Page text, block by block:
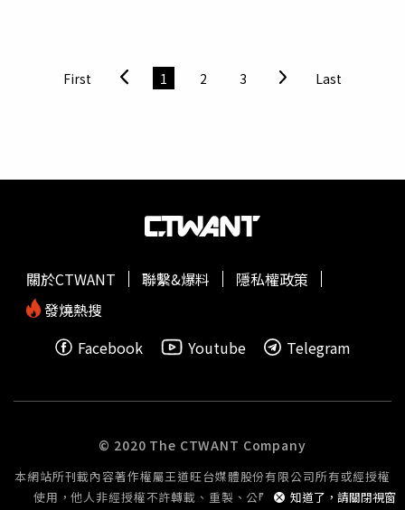
女兒，意外在臉書上看到傑森與莎拉的訊息，才揭穿真相。
傑森因此被控重婚罪，他在諾里奇(Norwich)法院出庭應訊
直到某天突然收到丈夫傳訊告知，「我不再愛你了，我是同
和別人結婚，並且已經生下3個孩子，我真的很震驚」。莎
拉也指控，原以為傑森是前往倫敦接受護理員培訓，從未懷
家庭，現在覺得他對我講的一切都是謊言，完全不想和他再
有任何關係」。這起重婚罪預計下月會判刑，傑森恐會被判
（圖／翻攝自推特）
First 1 2 3 Last
知道了，請關閉視窗
關於CTWANT 聯繫&爆料
隱私權政策
發燒熱搜
Facebook
Youtube Telegram
© 2020 The CTWANT Company
本網站所刊載內容著作權屬王道旺台媒體股份有限公司所有或經授權
使用，他人非經授權不許轉載、重製、公開播送或公開傳輸。